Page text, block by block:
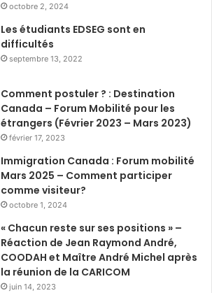
octobre 2, 2024
Les étudiants EDSEG sont en
difficultés
septembre 13, 2022
Comment postuler ? : Destination
Canada – Forum Mobilité pour les
étrangers (Février 2023 – Mars 2023)
février 17, 2023
Immigration Canada : Forum mobilité
Mars 2025 – Comment participer
comme visiteur?
octobre 1, 2024
« Chacun reste sur ses positions » –
Réaction de Jean Raymond André,
COODAH et Maître André Michel après
la réunion de la CARICOM
juin 14, 2023